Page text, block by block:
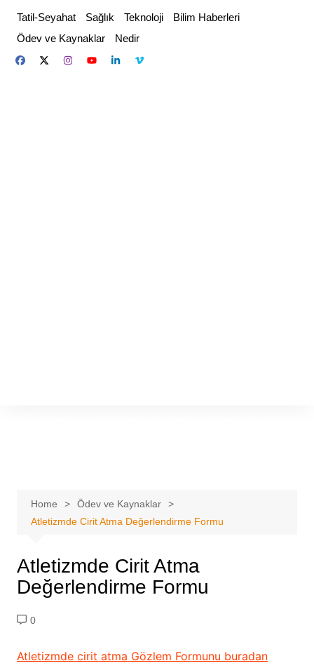
content
Tatil-Seyahat Sağlık Teknoloji
Bilim Haberleri
Ödev ve Kaynaklar
Nedir
Home
Ödev ve Kaynaklar
Atletizmde Cirit Atma Değerlendirme Formu
Atletizmde Cirit Atma
Değerlendirme Formu
0
Atletizmde cirit atma Gözlem Formunu buradan